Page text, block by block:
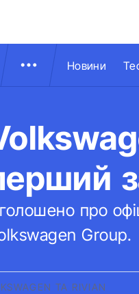
Новини
про
Group.
ТА RIVIAN